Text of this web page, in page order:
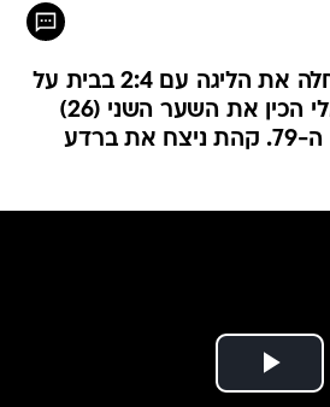
אלופת סקוטלנד החלה את הליגה עם 2:4 בבית על
רוס קאונטי, הישראלי הכין את השער השני (26)
ונאלץ לצאת בדקה ה-79. קהת ניצח את ברדע